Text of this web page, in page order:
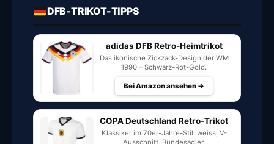
DFB-TRIKOT-TIPPS
adidas DFB Retro-Heimtrikot
Das ikonische Zickzack-Design der WM
1990 – Schwarz-Rot-Gold.
Bei Amazon ansehen →
COPA Deutschland Retro-Trikot
Klassiker im 70er-Jahre-Stil: weiss, V-
Ausschnitt, Bundesadler.